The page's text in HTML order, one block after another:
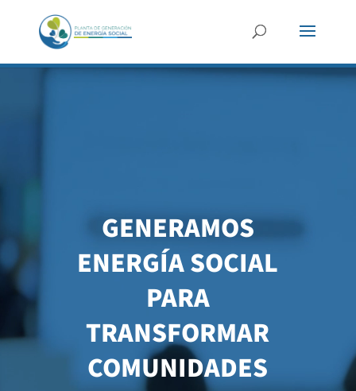
Reproductor
GENERAMOS
ENERGÍA SOCIAL
PARA
TRANSFORMAR
COMUNIDADES